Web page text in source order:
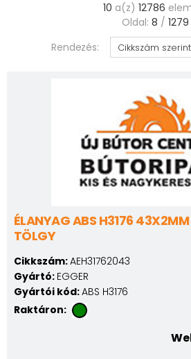
10 a(z) 12786
Oldal: 8 / 1279
Rendezés:
ÉLANYAG ABS H3176
TÖLGY
Cikkszám:AEH31762043
Gyártó: EGGER
Gyártói kód:ABS H3176
Raktáron: